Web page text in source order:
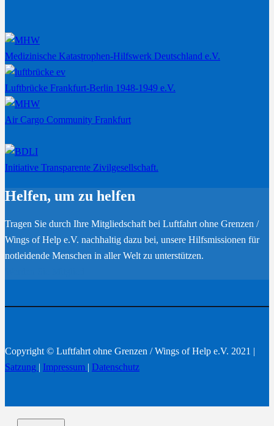
Medizinische Katastrophen-Hilfswerk Deutschland e.V.
Luftbrücke Frankfurt-Berlin 1948-1949 e.V.
Air Cargo Community Frankfurt
Initiative Transparente Zivilgesellschaft.
Helfen, um zu helfen
Tragen Sie durch Ihre Mitgliedschaft bei Luftfahrt ohne Grenzen /
Wings of Help e.V. nachhaltig dazu bei, unsere Hilfsmissionen für
notleidende Menschen in aller Welt zu unterstützen.
Copyright © Luftfahrt ohne Grenzen / Wings of Help e.V. 2021 |
Satzung | Impressum | Datenschutz